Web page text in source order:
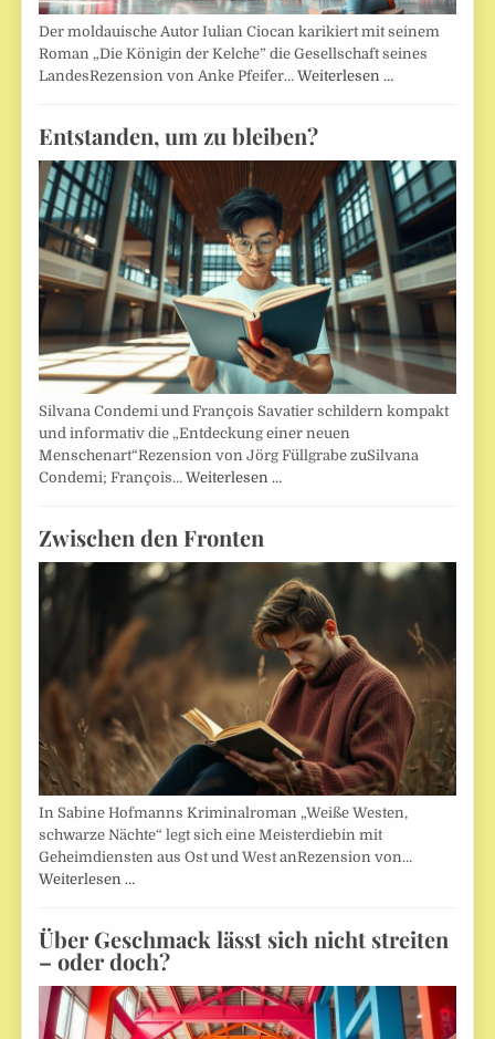
Der moldauische Autor Iulian Ciocan karikiert mit seinem
Roman „Die Königin der Kelche” die Gesellschaft seines
LandesRezension von Anke Pfeifer…Weiterlesen …
Entstanden, um zu bleiben?
Silvana Condemi und François Savatier schildern kompakt
und informativ die „Entdeckung einer neuen
Menschenart“Rezension von Jörg Füllgrabe zuSilvana
Condemi; François…Weiterlesen …
Zwischen den Fronten
In Sabine Hofmanns Kriminalroman „Weiße Westen,
schwarze Nächte“ legt sich eine Meisterdiebin mit
Geheimdiensten aus Ost und West anRezension von…
Weiterlesen …
Über Geschmack lässt sich nicht streiten
– oder doch?